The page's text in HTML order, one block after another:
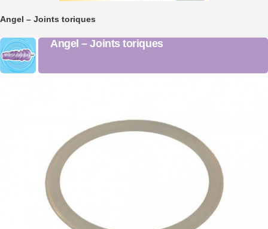
Angel – Joints toriques
Angel – Joints toriques